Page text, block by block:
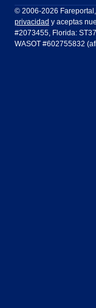
LATAM Airlines
Air Europa
Ft Lauderdale
Houston
Dublín
Guadalajara
© 2006-2026
privacidad y aceptas
#2073455, Florida:
WASOT #602755832